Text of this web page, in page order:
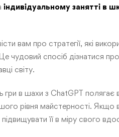
індивідуальному занятті в
вам про стратегії, які
чудовий спосіб дізнатися
світу.
в шахи з ChatGPT
рівня майстерності. Якщо
її в міру свого